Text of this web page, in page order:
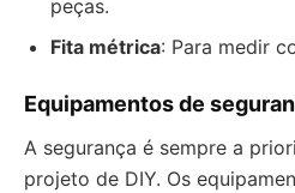
peças.
Fita métrica: Para medir
Equipamentos de
A segurança é sempre a
projeto de DIY. Os